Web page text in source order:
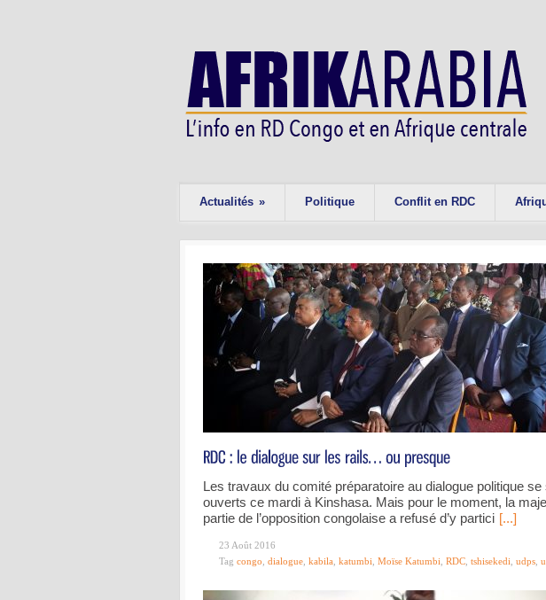
Actualités » Politique Conflit en RDC
Les travaux du comité préparatoire au dialogue politique se
ouverts ce mardi à Kinshasa. Mais pour le moment, la
partie de l’opposition congolaise a refusé d’y partici [...]
23 Août 2016
Tag congo dialogue kabila katumbi Moïse Katumbi RDC tshisekedi udps